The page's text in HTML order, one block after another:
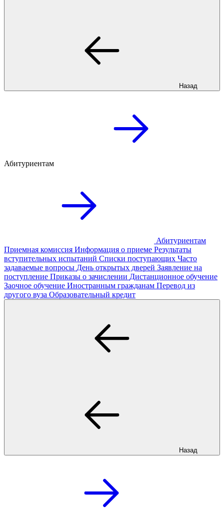
Назад
Абитуриентам
Абитуриентам
Приемная комиссия Информация о приеме Результаты
вступительных испытаний Списки поступающих Часто
задаваемые вопросы День открытых дверей Заявление на
поступление Приказы о зачислении Дистанционное обучение
Заочное обучение Иностранным гражданам Перевод из
другого вуза Образовательный кредит
Назад